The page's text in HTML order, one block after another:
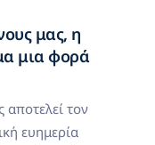
μας, η
μια φορά
τον
ευημερία